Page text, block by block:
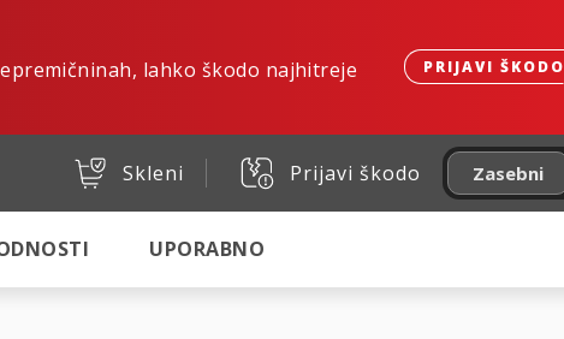
lahko škodo najhitreje
PRIJAVI ŠKODO
Skleni Prijavi škodo Zasebni
UPORABNO